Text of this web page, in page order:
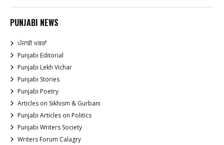
PUNJABI NEWS
ਪੰਜਾਬੀ ਖਬਰਾਂ
Punjabi Editorial
Punjabi Lekh Vichar
Punjabi Stories
Punjabi Poetry
Articles on Sikhism & Gurbani
Punjabi Articles on Politics
Punjabi Writers Society
Writers Forum Calagry